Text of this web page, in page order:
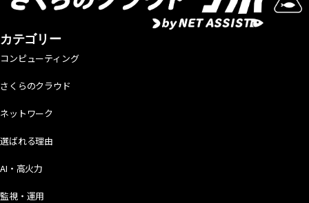
カテゴリー
コンピューティング
さくらのクラウド
ネットワーク
選ばれる理由
AI・高火力
監視・運用